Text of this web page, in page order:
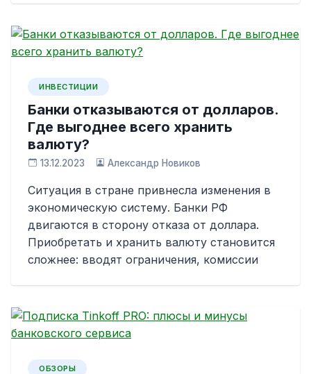
ИНВЕСТИЦИИ
Банки отказываются от долларов.
Где выгоднее всего хранить
валюту?
13.12.2023 Александр Новиков
Ситуация в стране привнесла изменения в
экономическую систему. Банки РФ
двигаются в сторону отказа от доллара.
Приобретать и хранить валюту становится
сложнее: вводят ограничения, комиссии
ОБЗОРЫ